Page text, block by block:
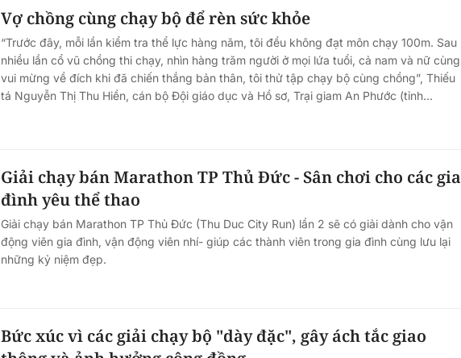
Vợ chồng cùng chạy bộ để rèn sức khỏe
“Trước đây, mỗi lần kiểm tra thể lực hàng năm, tôi đều không đạt môn chạy 100m. Sau
nhiều lần cổ vũ chồng thi chạy, nhìn hàng trăm người ở mọi lứa tuổi, cả nam và nữ cùng
vui mừng về đích khi đã chiến thắng bản thân, tôi thử tập chạy bộ cùng chồng”, Thiếu
tá Nguyễn Thị Thu Hiền, cán bộ Đội giáo dục và Hồ sơ, Trại giam An Phước (tỉnh...
Giải chạy bán Marathon TP Thủ Đức - Sân chơi cho các gia
đình yêu thể thao
Giải chạy bán Marathon TP Thủ Đức (Thu Duc City Run) lần 2 sẽ có giải dành cho vận
động viên gia đình, vận động viên nhí- giúp các thành viên trong gia đình cùng lưu lại
những kỷ niệm đẹp.
Bức xúc vì các giải chạy bộ "dày đặc", gây ách tắc giao